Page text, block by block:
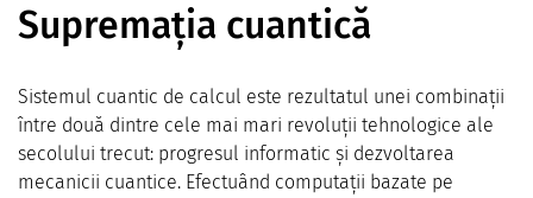
Supremația cuantică
Sistemul cuantic de calcul este rezultatul unei combinații
între două dintre cele mai mari revoluții tehnologice ale
secolului trecut: progresul informatic și dezvoltarea
mecanicii cuantice. Efectuând computații bazate pe